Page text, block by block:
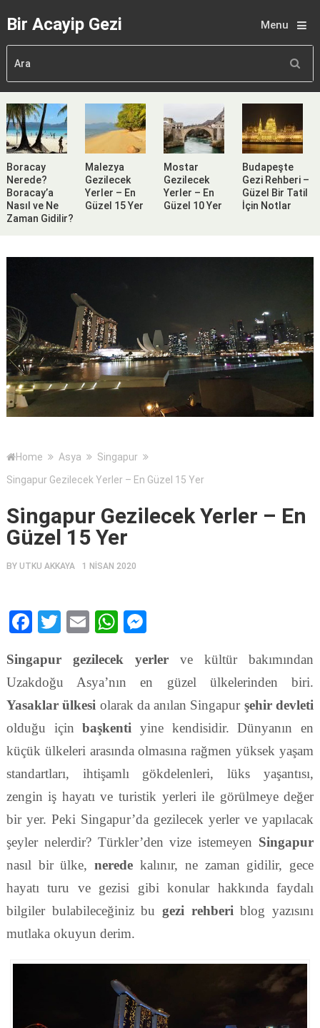
Bir Acayip Gezi Menu
Boracay
Nerede?
Boracay’a
Nasıl ve Ne
Zaman Gidilir?
Malezya
Gezilecek
Yerler – En
Güzel 15 Yer
Mostar
Gezilecek
Yerler – En
Güzel 10 Yer
Budapeşte
Gezi Rehberi –
Güzel Bir Tatil
İçin Notlar
Home Asya
Singapur
Singapur Gezilecek Yerler – En Güzel 15 Yer
Singapur Gezilecek Yerler – En
Güzel 15 Yer
BY UTKU AKKAYA 1 NISAN 2020
Facebook
TwitterEmailWhatsApp
Singapur gezilecek yerlerve kültür bakımından
Uzakdoğu Asya’nın en güzel ülkelerinden biri.
Yasaklar ülkesi olarak da anılan Singapur şehir devleti
olduğu içinbaşkenti yine kendisidir. Dünyanın en
küçük ülkeleri arasında olmasına rağmen yüksek yaşam
standartları, ihtişamlı gökdelenleri, lüks yaşantısı,
zengin iş hayatı ve turistik yerleri ile görülmeye değer
bir yer. Peki Singapur’da gezilecek yerler ve yapılacak
şeyler nelerdir? Türkler’den vize istemeyen Singapur
nasıl bir ülke,nerede kalınır, ne zaman gidilir, gece
hayatı turu ve gezisi gibi konular hakkında faydalı
bilgiler bulabileceğiniz bu gezi rehberiblog yazısını
mutlaka okuyun derim.